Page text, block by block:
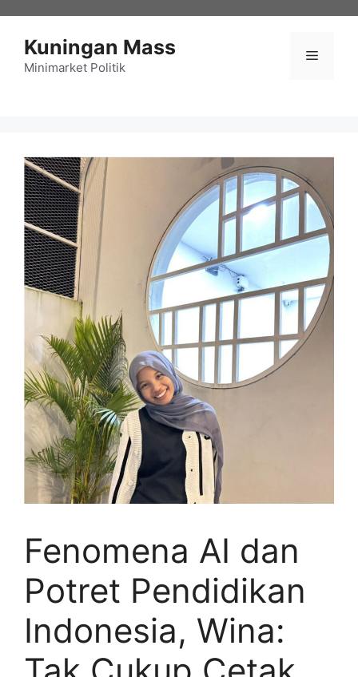
Kuningan Mass
Minimarket Politik
Menu
Fenomena AI dan
Potret Pendidikan
Indonesia, Wina: